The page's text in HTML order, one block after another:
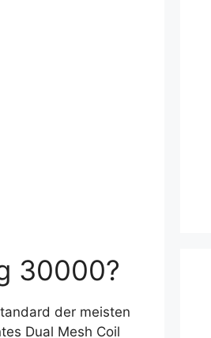
30000?
der meisten
Dual Mesh Coil